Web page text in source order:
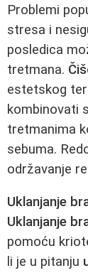
Problemi
stresa i
posledica
tretmana.
estetskog
kombinovati
tretmanima
sebuma.
održavanje
Uklanjanje
Uklanjanje
pomoću
li je u pitanju